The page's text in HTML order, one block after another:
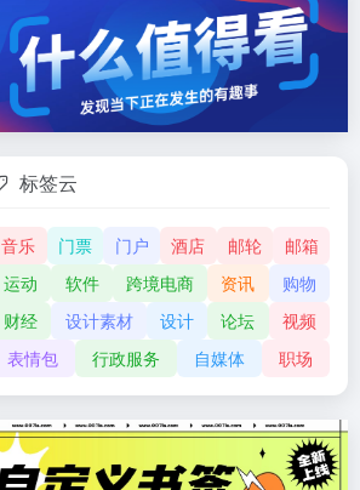
标签云
音乐 门票 门户 酒店 邮轮
邮箱
运动
软件 跨境电商 资讯
购物
财经
设计素材 设计 论坛
视频
表情包
行政服务 自媒体 职场